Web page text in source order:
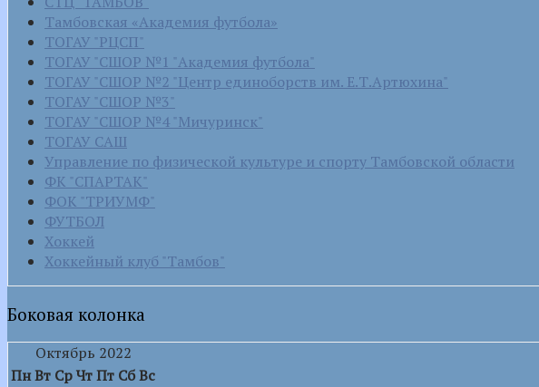
Тамбовская «Академия футбола»
ТОГАУ "РЦСП"
ТОГАУ "СШОР №1 "Академия футбола"
ТОГАУ "СШОР №2 "Центр единоборств им. Е.Т.Артюхина"
ТОГАУ "СШОР №3"
ТОГАУ "СШОР №4 "Мичуринск"
ТОГАУ САШ
Управление по физической культуре и спорту Тамбовской области
ФК "СПАРТАК"
ФОК "ТРИУМФ"
ФУТБОЛ
Хоккей
Хоккейный клуб "Тамбов"
Боковая колонка
Октябрь 2022
ПнВт СрЧтПт СбВс